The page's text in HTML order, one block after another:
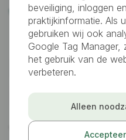
Pedicures De Kwakel
inDe
Vind een betrouwbare
beveiliging, inloggen
praktijkinformatie. Als
gebruiken wij ook
Google Tag Manager,
het gebruik van de
verbeteren.
Alleen